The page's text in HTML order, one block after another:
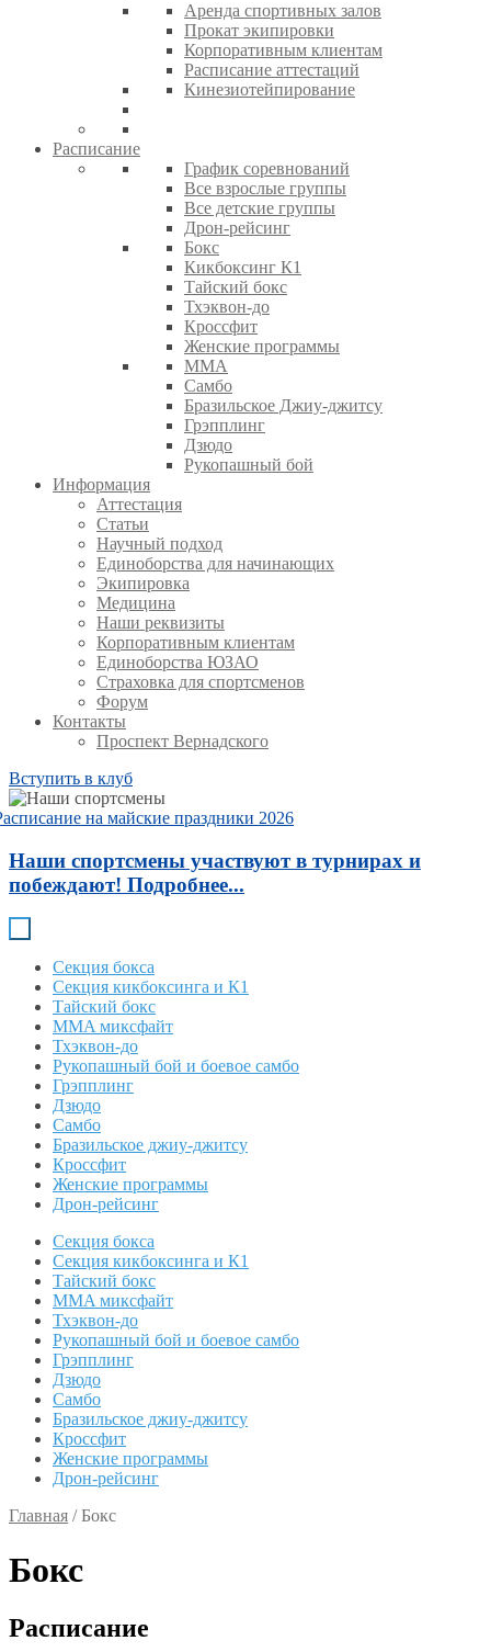
Аренда спортивных залов
Прокат экипировки
Корпоративным клиентам
Расписание аттестаций
Кинезиотейпирование
Расписание
График соревнований
Все взрослые группы
Все детские группы
Дрон-рейсинг
Бокс
Кикбоксинг К1
Тайский бокс
Тхэквон-до
Кроссфит
Женские программы
ММА
Самбо
Бразильское Джиу-джитсу
Грэпплинг
Дзюдо
Рукопашный бой
Информация
Аттестация
Статьи
Научный подход
Единоборства для начинающих
Экипировка
Медицина
Наши реквизиты
Корпоративным клиентам
Единоборства ЮЗАО
Страховка для спортсменов
Форум
Контакты
Проспект Вернадского
Вступить в клуб
на майские праздники 2026
Наши спортсмены участвуют в турнирах и
побеждают! Подробнее...
Секция бокса
Секция кикбоксинга и К1
Тайский бокс
MMA миксфайт
Тхэквон-до
Рукопашный бой и боевое самбо
Грэпплинг
Дзюдо
Самбо
Бразильское джиу-джитсу
Кроссфит
Женские программы
Дрон-рейсинг
Секция бокса
Секция кикбоксинга и К1
Тайский бокс
MMA миксфайт
Тхэквон-до
Рукопашный бой и боевое самбо
Грэпплинг
Дзюдо
Самбо
Бразильское джиу-джитсу
Кроссфит
Женские программы
Дрон-рейсинг
Главная /Бокс
Бокс
Расписание